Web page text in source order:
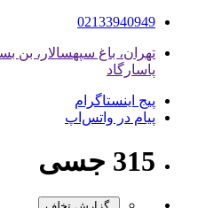
02133940949
پاسارگاد
پیج اینستاگرام
پیام در واتس‌اپ
315 جسی